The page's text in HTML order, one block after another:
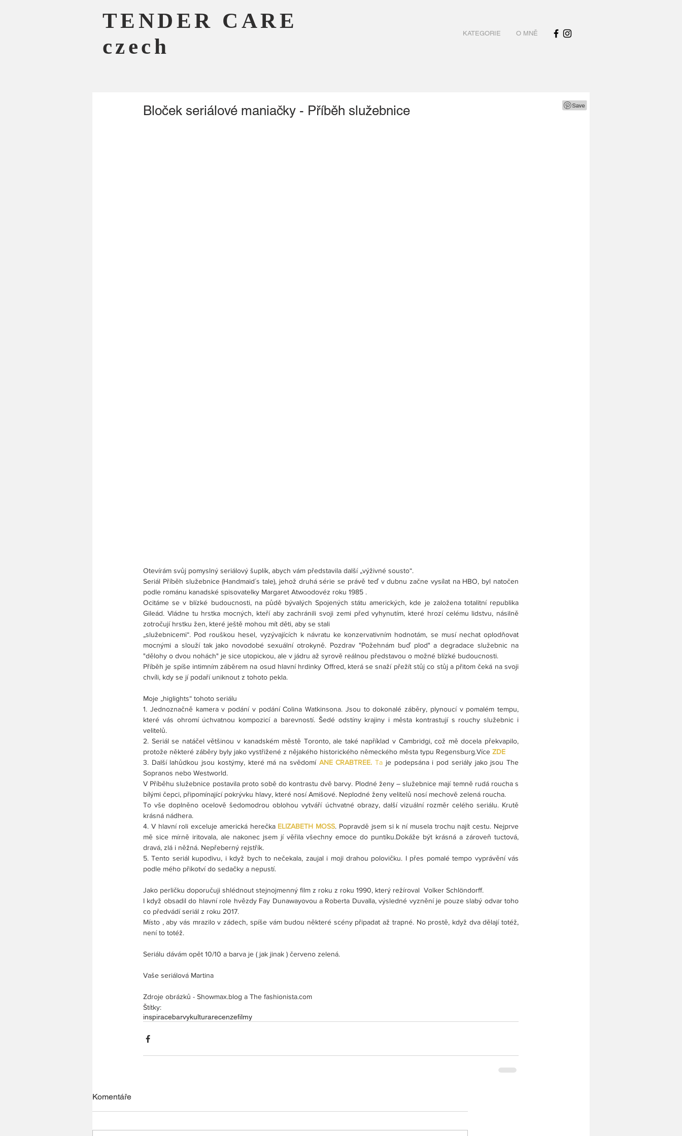
TENDER CARE
czech
KATEGORIE O MNĚ
Bloček seriálové maniačky - Příběh služebnice
Otevírám svůj pomyslný seriálový šuplík, abych vám představila další „výživné sousto“.
Seriál Příběh služebnice (Handmaid´s tale), jehož druhá série se právě teď v dubnu začne vysílat na HBO, byl natočen
podle románu kanadské spisovatelky Margaret Atwoodovéz roku 1985 .
Ocitáme se v blízké budoucnosti, na půdě bývalých Spojených státu amerických, kde je založena totalitní republika
Gileád. Vládne tu hrstka mocných, kteří aby zachránili svoji zemi před vyhynutím, které hrozí celému lidstvu, násilně
zotročují hrstku žen, které ještě mohou mít děti, aby se stali
„služebnicemi“. Pod rouškou hesel, vyzývajících k návratu ke konzervativním hodnotám, se musí nechat oplodňovat
mocnými a slouží tak jako novodobé sexuální otrokyně. Pozdrav "Požehnám buď plod" a degradace služebnic na
"dělohy o dvou nohách" je sice utopickou, ale v jádru až syrově reálnou představou o možné blízké budoucnosti.
Příběh je spíše intimním záběrem na osud hlavní hrdinky Offred, která se snaží přežít stůj co stůj a přitom čeká na svoji
chvíli, kdy se jí podaří uniknout z tohoto pekla.
Moje „higlights“ tohoto seriálu
1. Jednoznačně kamera v podání v podání Colina Watkinsona. Jsou to dokonalé záběry, plynoucí v pomalém tempu,
které vás ohromí úchvatnou kompozicí a barevností. Šedé odstíny krajiny i města kontrastují s rouchy služebnic i
velitelů.
2. Seriál se natáčel většinou v kanadském městě Toronto, ale také například v Cambridgi, což mě docela překvapilo,
protože některé záběry byly jako vystřižené z nějakého historického německého města typu Regensburg.Více ZDE
3. Další lahůdkou jsou kostýmy, které má na svědomí ANE CRABTREE. Ta je podepsána i pod seriály jako jsou The
Sopranos nebo Westworld.
V Příběhu služebnice postavila proto sobě do kontrastu dvě barvy. Plodné ženy – služebnice mají temně rudá roucha s
bílými čepci, připomínající pokrývku hlavy, které nosí Amišové. Neplodné ženy velitelů nosí mechově zelená roucha.
To vše doplněno ocelově šedomodrou oblohou vytváří úchvatné obrazy, další vizuální rozměr celého seriálu. Krutě
krásná nádhera.
4. V hlavní roli exceluje americká herečka ELIZABETH MOSS. Popravdě jsem si k ní musela trochu najít cestu. Nejprve
mě sice mírně iritovala, ale nakonec jsem jí věřila všechny emoce do puntíku.Dokáže být krásná a zároveň tuctová,
dravá, zlá i něžná. Nepřeberný rejstřík.
5. Tento seriál kupodivu, i když bych to nečekala, zaujal i moji drahou polovičku. I přes pomalé tempo vyprávění vás
podle mého přikotví do sedačky a nepustí.
Jako perličku doporučuji shlédnout stejnojmenný film z roku z roku 1990, který režíroval  Volker Schlöndorff.
I když obsadil do hlavní role hvězdy Fay Dunawayovou a Roberta Duvalla, výsledné vyznění je pouze slabý odvar toho
co předvádí seriál z roku 2017.
Místo , aby vás mrazilo v zádech, spíše vám budou některé scény připadat až trapné. No prostě, když dva dělají totéž,
není to totéž.
Seriálu dávám opět 10/10 a barva je ( jak jinak ) červeno zelená.
Vaše seriálová Martina
Zdroje obrázků - Showmax.blog a The fashionista.com
Štítky:
inspiracebarvykulturarecenzefilmy
Komentáře